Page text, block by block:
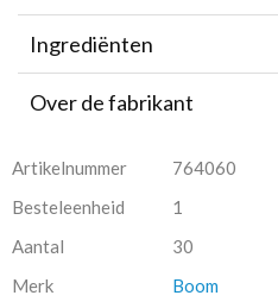
Ingrediënten
Over de fabrikant
Artikelnummer
764060
Besteleenheid
1
Aantal
30
Merk
Boom